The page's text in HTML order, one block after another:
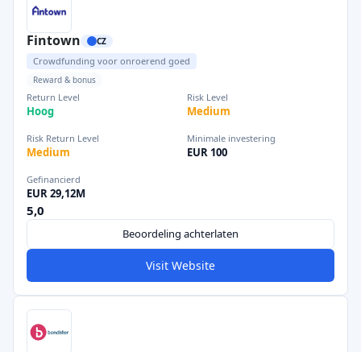
Fintown CZ
Crowdfunding voor onroerend goed
Reward & bonus
Return Level
Hoog
Risk Level
Medium
Risk Return Level
Medium
Minimale investering
EUR 100
Gefinancierd
EUR 29,12M
5,0
Beoordeling achterlaten
Visit Website